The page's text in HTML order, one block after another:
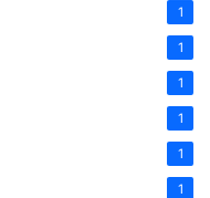
1
1
1
1
1
1